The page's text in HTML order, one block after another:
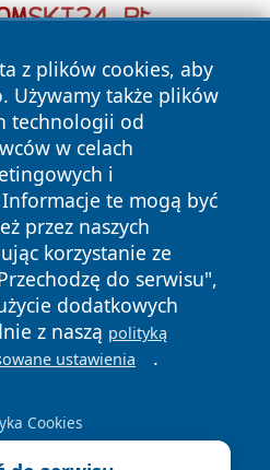
z plików cookies, aby
Używamy także plików
technologii od
w celach
i
Informacje te mogą być
przez naszych
korzystanie ze
do serwisu",
dodatkowych
z naszą polityką
ustawienia .
Cookies
Wszystkie prawa zastrzeżone.
Polityka
Cookies